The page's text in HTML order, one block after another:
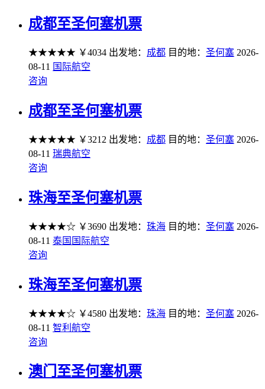
成都至圣何塞机票
★★★★★ ￥4034 出发地： 成都 目的地： 圣何塞 2026-
08-11 国际航空
咨询
成都至圣何塞机票
★★★★★ ￥3212 出发地： 成都 目的地： 圣何塞 2026-
08-11 瑞典航空
咨询
珠海至圣何塞机票
★★★★☆ ￥3690 出发地： 珠海 目的地： 圣何塞 2026-
08-11 泰国国际航空
咨询
珠海至圣何塞机票
★★★★☆ ￥4580 出发地： 珠海 目的地： 圣何塞 2026-
08-11 智利航空
咨询
澳门至圣何塞机票